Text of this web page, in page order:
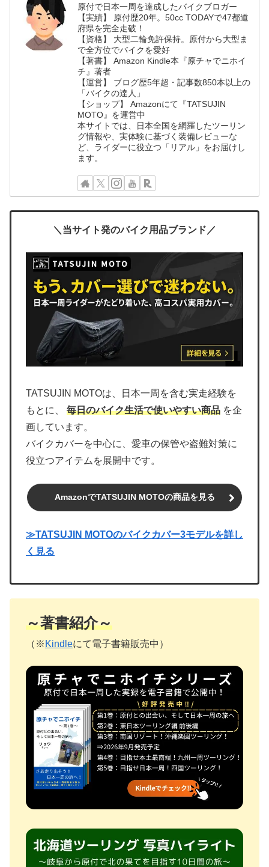
原付で日本一周を達成したバイクブロガー
【実績】 原付歴20年。50cc TODAYで47都道
府県を完全走破！
【資格】 大型二輪免許保持。原付から大型ま
で全方位でバイクを愛好
【著書】 Amazon Kindle本『原チャでニホイ
チ』著者
【運営】 ブログ歴5年超・記事数850本以上の
「バイクの達人」
【ショップ】 Amazonにて『TATSUJIN
MOTO』を運営中
本サイトでは、日本全国を網羅したツーリン
グ情報や、実体験に基づく装備レビューな
ど、ライダーに役立つ「リアル」をお届けし
ます。
＼当サイト発のバイク用品ブランド／
TATSUJIN MOTOは、日本一周を含む実走経験を
もとに、 毎日のバイク生活で使いやすい商品 を企
画しています。
バイクカバーを中心に、愛車の保管や盗難対策に
役立つアイテムを展開中です。
AmazonでTATSUJIN MOTOの商品を見る
≫TATSUJIN MOTOのバイクカバー3モデルを詳し
く見る
～著書紹介～
（※ Kindleにて電子書籍販売中）